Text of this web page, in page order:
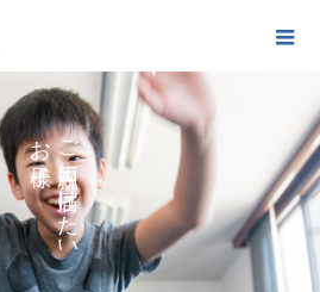
ご
に
け
た
い
お
の
の